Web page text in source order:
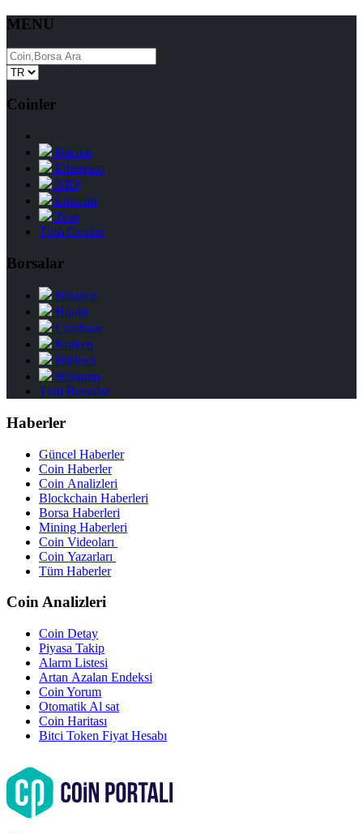
MENU
Coinler
Bitcoin
Ethereum
XRP
Litecoin
Tron
Tüm Coinler
Borsalar
Binance
Huobi
Coinbase
Kraken
Bitfinex
Bitstamp
Tüm Borsalar
Haberler
Güncel Haberler
Coin Haberler
Coin Analizleri
Blockchain Haberleri
Borsa Haberleri
Mining Haberleri
Coin Videoları
Coin Yazarları
Tüm Haberler
Coin Analizleri
Coin Detay
Piyasa Takip
Alarm Listesi
Artan Azalan Endeksi
Coin Yorum
Otomatik Al sat
Coin Haritası
Bitci Token Fiyat Hesabı